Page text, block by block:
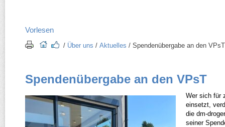
Vorlesen
/​ Über uns /​ Aktuelles /​ Spendenübergabe an den VPsT
Spendenübergabe an den VPsT
Wer sich für
einsetzt,
die dm-​
seiner